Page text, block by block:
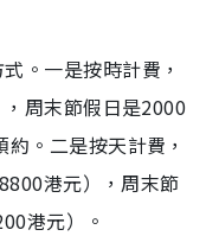
。一是按時計費，
周末節假日是2000
。二是按天計費，
港元），周末節
港元）。